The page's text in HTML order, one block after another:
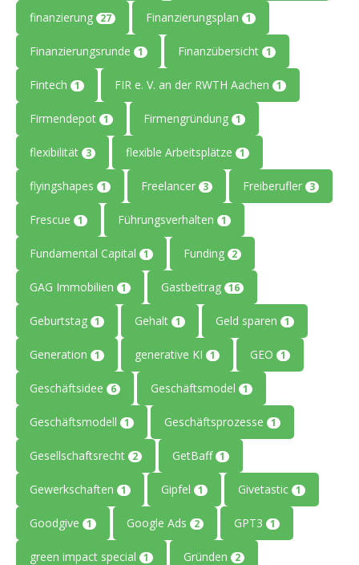
finanzierung 27 Finanzierungsplan 1
Finanzierungsrunde 1 Finanzübersicht 1
Fintech 1 FIR e. V. an der RWTH Aachen 1
Firmendepot 1 Firmengründung 1
flexibilität 3 flexible Arbeitsplätze 1
flyingshapes 1 Freelancer 3 Freiberufler 3
Frescue 1 Führungsverhalten 1
Fundamental Capital 1 Funding 2
GAG Immobilien 1 Gastbeitrag 16
Geburtstag 1 Gehalt 1 Geld sparen 1
Generation 1 generative KI 1 GEO 1
Geschäftsidee 6 Geschäftsmodel 1
Geschäftsmodell 1 Geschäftsprozesse 1
Gesellschaftsrecht 2 GetBaff 1
Gewerkschaften 1 Gipfel 1 Givetastic 1
Goodgive 1 Google Ads 2 GPT3 1
green impact special 1 Gründen 2